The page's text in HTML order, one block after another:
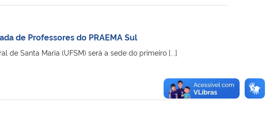
de Professores do PRAEMA Sul
de Santa Maria (UFSM) será a sede do primeiro [...]